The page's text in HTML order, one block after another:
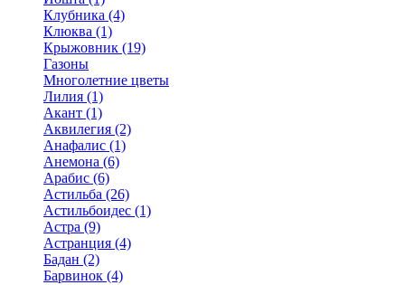
Клубника (4)
Клюква (1)
Крыжовник (19)
Газоны
Многолетние цветы
Лилия (1)
Акант (1)
Аквилегия (2)
Анафалис (1)
Анемона (6)
Арабис (6)
Астильба (26)
Астильбоидес (1)
Астра (9)
Астранция (4)
Бадан (2)
Барвинок (4)